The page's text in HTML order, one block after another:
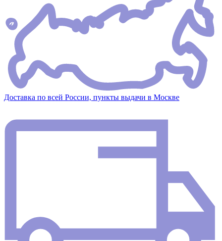
Доставка по всей России, пункты выдачи в Москве